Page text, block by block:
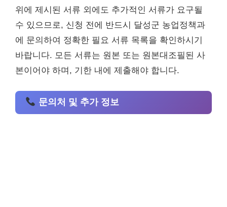
위에 제시된 서류 외에도 추가적인 서류가 요구될
수 있으므로, 신청 전에 반드시 달성군 농업정책과
에 문의하여 정확한 필요 서류 목록을 확인하시기
바랍니다. 모든 서류는 원본 또는 원본대조필된 사
본이어야 하며, 기한 내에 제출해야 합니다.
문의처 및 추가 정보